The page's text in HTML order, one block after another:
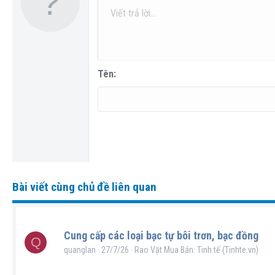
10
Phông chữArial
Tahoma
Gạch ngang
Gạch chân
Insert horizontal line
SpoilerMã
Viết trả lời...
Tên
Bài viết cùng chủ đề liên quan
Q Cung cấp các loại bạc tự bôi trơn, bạc đồng
quanglan 27/7/26 Rao Vặt Mua Bán: Tinh tế (Tinhte.vn)